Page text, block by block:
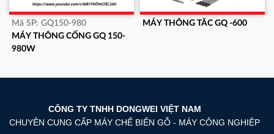
Mã SP: GQ150-980
MÁY THÔNG CỐNG GQ 150-
980W
MÁY THÔNG TĂC GQ -600
CÔNG TY TNHH DONGWEI VIỆT NAM
CHUYÊN CUNG CẤP MÁY CHẾ BIẾN GỖ - MÁY CÔNG NGHIỆP